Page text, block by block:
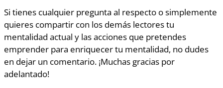
Si tienes cualquier pregunta al respecto o simplemente
quieres compartir con los demás lectores tu
mentalidad actual y las acciones que pretendes
emprender para enriquecer tu mentalidad, no dudes
en dejar un comentario. ¡Muchas gracias por
adelantado!